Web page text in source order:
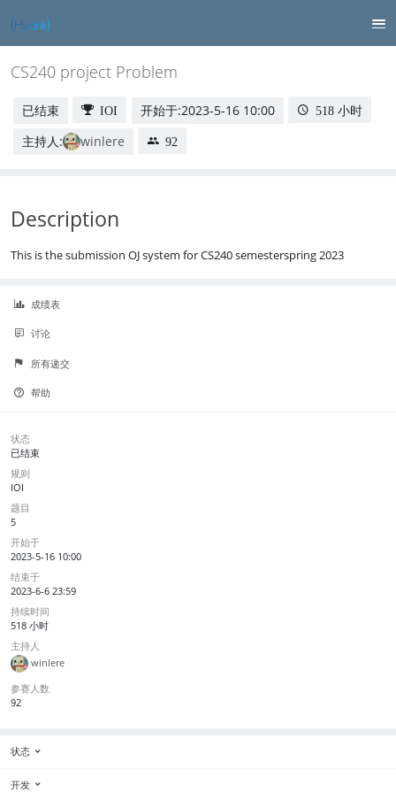
CS240 project Problem
已结束 IOI 开始于:2023-5-16 10:00 518 小时
主持人: winlere 92
Description
This is the submission OJ system for CS240 semesterspring 2023
成绩表
讨论
所有递交
帮助
状态
已结束
规则
IOI
题目
5
开始于
2023-5-16 10:00
结束于
2023-6-6 23:59
持续时间
518 小时
主持人
winlere
参赛人数
92
状态
开发